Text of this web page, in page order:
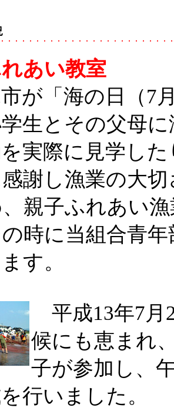
あい教室
が「海の日（7
生とその父母
実際に見学し
謝し漁業の大
親子ふれあい
時に当組合青
す。
平成13年7月
候にも恵まれ
子が参加し、
行いました。